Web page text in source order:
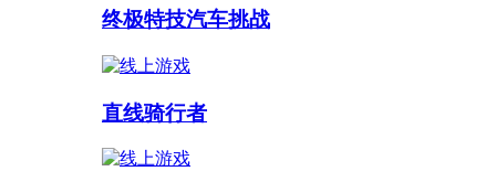
终极特技汽车挑战
直线骑行者